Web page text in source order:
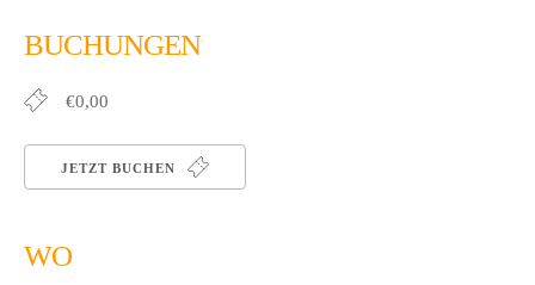
BUCHUNGEN
€0,00
JETZT BUCHEN
WO